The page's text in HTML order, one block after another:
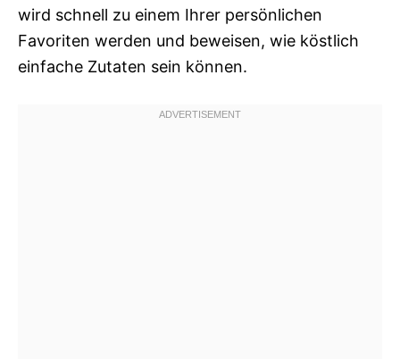
wird schnell zu einem Ihrer persönlichen
Favoriten werden und beweisen, wie köstlich
einfache Zutaten sein können.